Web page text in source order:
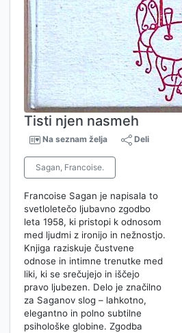
Tisti njen nasmeh
Na seznam želja Deli
Sagan, Francoise.
Francoise Sagan je napisala to
svetloletečo ljubavno zgodbo
leta 1958, ki pristopi k odnosom
med ljudmi z ironijo in nežnostjo.
Knjiga raziskuje čustvene
odnose in intimne trenutke med
liki, ki se srečujejo in iščejo
pravo ljubezen. Delo je značilno
za Saganov slog – lahkotno,
elegantno in polno subtilne
psihološke globine. Zgodba